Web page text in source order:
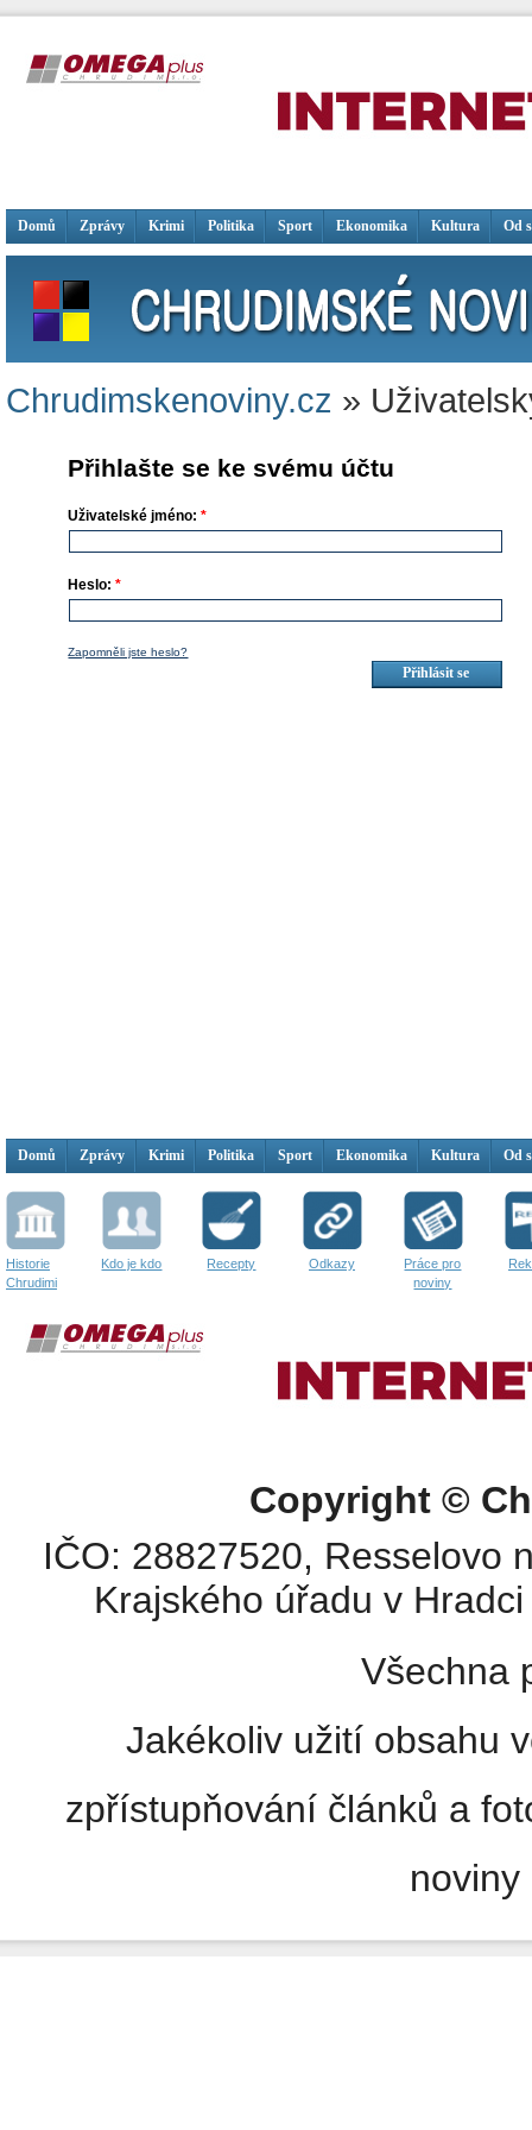
Domů Zprávy Krimi Politika Sport Ekonomika Kultura Od
Chrudimskenoviny.cz »
Přihlašte se ke svému účtu
Uživatelské jméno:*
Heslo:*
Zapomněli jste heslo?
Domů Zprávy Krimi Politika Sport Ekonomika Kultura Od
Historie
Chrudimi
Kdo je kdo Recepty Odkazy
Práce pro
noviny
Copyright ©
IČO: 28827520, Resselovo
Krajského úřadu v
Všechna
Jakékoliv užití obsahu
zpřístupňování článků a